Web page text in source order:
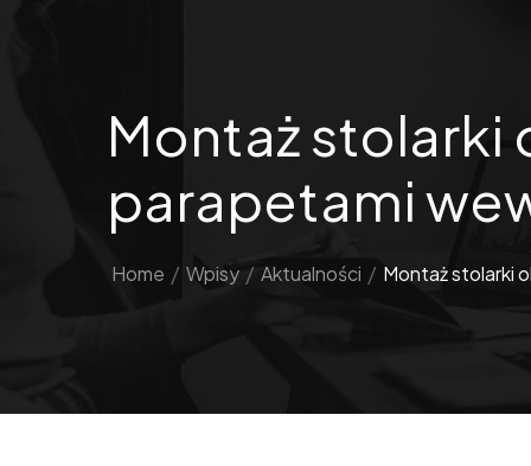
Montaż stolarki
parapetami
Home / Wpisy / Aktualności / Montaż stolarki